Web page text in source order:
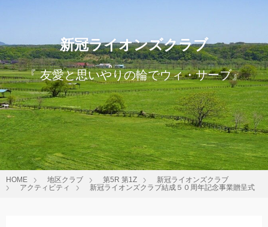
新冠ライオンズクラブ
『 友愛と思いやりの輪でウィ・サーブ』
HOME 地区クラブ 第5R 第1Z
新冠ライオンズクラブ
アクティビティ
新冠ライオンズクラブ結成５０周年記念事業贈呈式